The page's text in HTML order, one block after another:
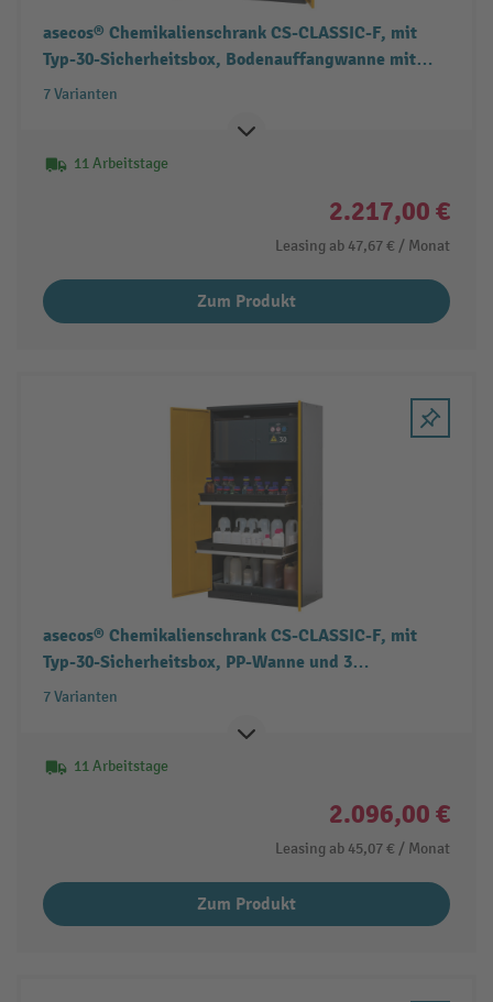
asecos® Chemikalienschrank CS-CLASSIC-F, mit
Typ-30-Sicherheitsbox, Bodenauffangwanne mit
Lochblech und Fachböden
7 Varianten
11 Arbeitstage
2.217,00 €
Leasing ab 47,67 € / Monat
Zum Produkt
asecos® Chemikalienschrank CS-CLASSIC-F, mit
Typ-30-Sicherheitsbox, PP-Wanne und 3
Tablarauszügen
7 Varianten
11 Arbeitstage
2.096,00 €
Leasing ab 45,07 € / Monat
Zum Produkt